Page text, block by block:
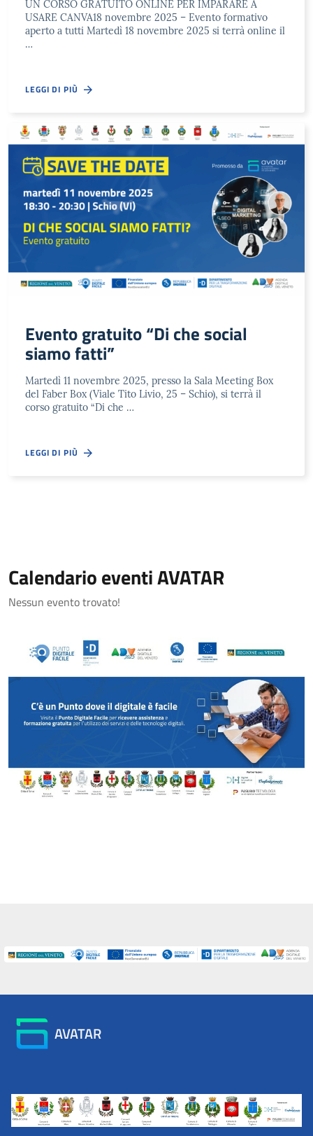
UN CORSO GRATUITO ONLINE PER IMPARARE A
USARE CANVA18 novembre 2025 – Evento formativo
aperto a tutti Martedì 18 novembre 2025 si terrà online il
…
LEGGI DI PIÙ
Evento gratuito “Di che social
siamo fatti”
Martedì 11 novembre 2025, presso la Sala Meeting Box
del Faber Box (Viale Tito Livio, 25 – Schio), si terrà il
corso gratuito “Di che …
LEGGI DI PIÙ
Calendario eventi AVATAR
Nessun evento trovato!
AVATAR